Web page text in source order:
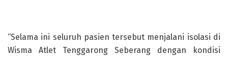
“Selama ini seluruh pasien tersebut menjalani isolasi di
Wisma Atlet Tenggarong Seberang dengan kondisi